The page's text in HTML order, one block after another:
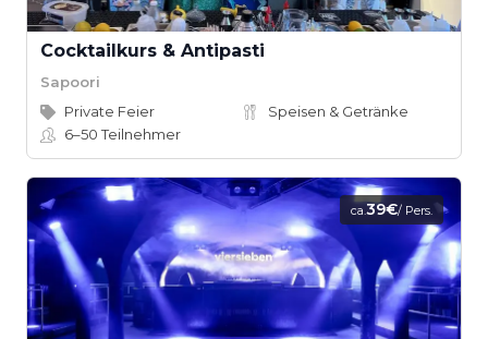
Cocktailkurs & Antipasti
Sapoori
Private Feier
Speisen & Getränke
6–50Teilnehmer
ca.39€/ Pers.